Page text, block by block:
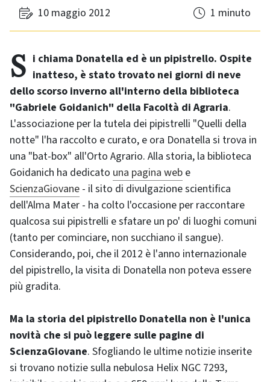
10 maggio 2012 1 minuto
Si chiama Donatella ed è un pipistrello. Ospite inatteso, è stato trovato nei giorni di neve
dello scorso inverno all'interno della biblioteca
"Gabriele Goidanich" della Facoltà di Agraria.
L'associazione per la tutela dei pipistrelli "Quelli della
notte" l'ha raccolto e curato, e ora Donatella si trova in
una "bat-box" all'Orto Agrario. Alla storia, la biblioteca
Goidanich ha dedicato una pagina web e
ScienzaGiovane - il sito di divulgazione scientifica
dell'Alma Mater - ha colto l'occasione per raccontare
qualcosa sui pipistrelli e sfatare un po' di luoghi comuni
(tanto per cominciare, non succhiano il sangue).
Considerando, poi, che il 2012 è l'anno internazionale
del pipistrello, la visita di Donatella non poteva essere
più gradita.
Ma la storia del pipistrello Donatella non è l'unica
novità che si può leggere sulle pagine di
ScienzaGiovane. Sfogliando le ultime notizie inserite
si trovano notizie sulla nebulosa Helix NGC 7293,